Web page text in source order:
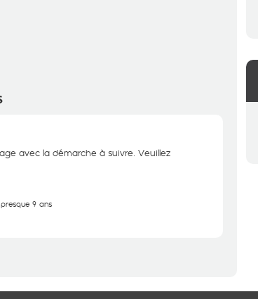
avec la démarche à suivre. Veuillez
9 ans